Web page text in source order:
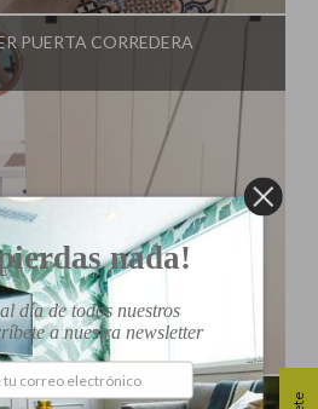
PUERTA CORREDERA
Steffido
LUMINARIA
nada!
día de todos nuestros
a nuestra newsletter